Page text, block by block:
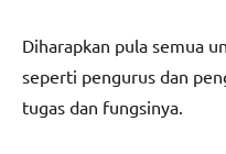
Diharapkan pula semua
seperti pengurus dan
tugas dan fungsinya.